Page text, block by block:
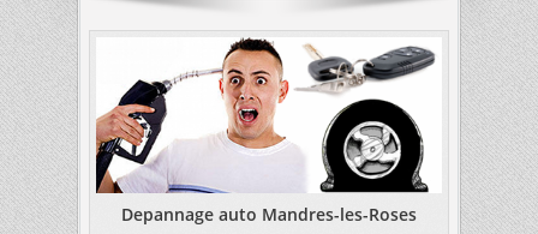
Depannage auto Mandres-les-Roses